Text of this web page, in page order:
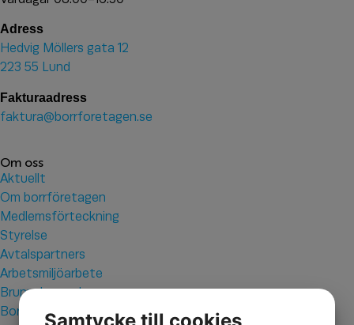
Adress
Hedvig Möllers gata 12
223 55 Lund
Fakturaadress
faktura@borrforetagen.se
Om oss
Aktuellt
Om borrföretagen
Medlemsförteckning
Styrelse
Avtalspartners
Arbetsmiljöarbete
Brunnsborrardagen
Borrsvängen